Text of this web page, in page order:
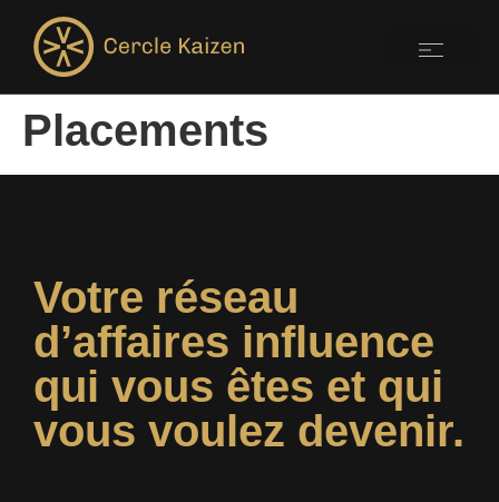
Placements
Votre réseau
d’affaires influence
qui vous êtes et qui
vous voulez devenir.